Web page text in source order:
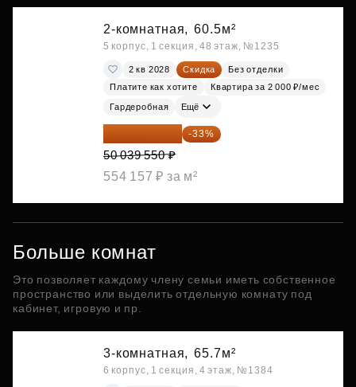
2-комнатная, 60.5м²
5 корпус, 1 секция, 48 этаж, №1235
2 кв 2028 Скидка
Без отделки
Платите как хотите
Квартира за 2 000 ₽/мес
Гардеробная Ещё
33 526 499 ₽ -33%
50 039 550 ₽
554 157 ₽ за м²
Больше комнат
Это позволяет каждому члену семьи иметь собственное
пространство или выделить отдельную комнату под
кабинет, игровую и пр.
3-комнатная, 65.7м²
6 корпус, 1 секция, 4 этаж, №1384